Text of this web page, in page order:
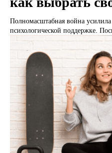
Полномасштабная война усилила
психологической поддержке.